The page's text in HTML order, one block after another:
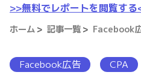
>>無料でレポートを閲覧する
ホーム 記事一覧 Facebook
Facebook広告 CPA